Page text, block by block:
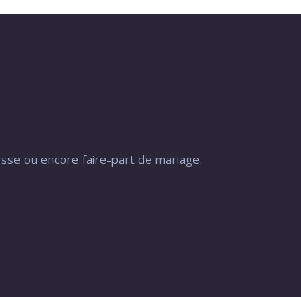
ou encore faire-part de mariage.